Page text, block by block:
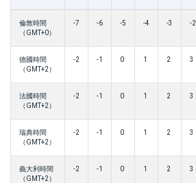
倫敦時間
（GMT+0）
-7 -6 -5 -4 -3 -2
德國時間
（GMT+2）
-2 -1 0 1 2 3
法國時間
（GMT+2）
-2 -1 0 1 2 3
瑞典時間
（GMT+2）
-2 -1 0 1 2 3
義大利時間
（GMT+2）
-2 -1 0 1 2 3